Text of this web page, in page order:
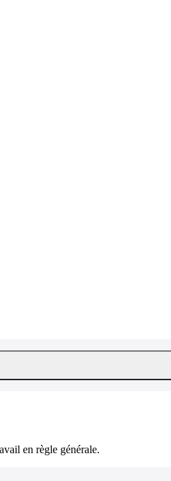
en règle générale.